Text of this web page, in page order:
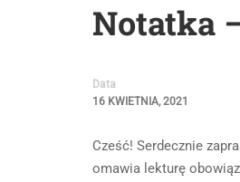
Notatka
Data
16 KWIETNIA, 2021
Cześć! Serdecznie
omawia lekturę